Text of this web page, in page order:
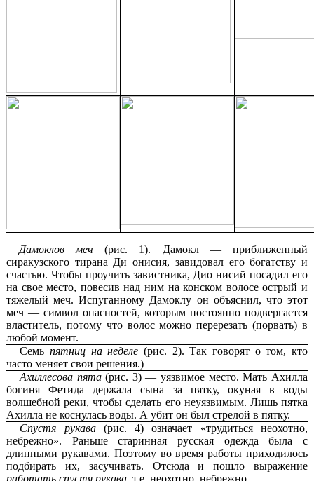
Дамоклов меч(рис. 1). Дамокл — приближенный
сиракузского тирана Ди онисия, завидовал его богатству и
счастью. Чтобы проучить завистника, Дио нисий посадил его
на свое место, повесив над ним на конском волосе острый и
тяжелый меч. Испуганному Дамоклу он объяснил, что этот
меч — символ опасностей, которым постоянно подвергается
властитель, потому что волос можно перерезать (порвать) в
любой момент.
Семьпятниц на неделе(рис. 2). Так говорят о том, кто
часто меняет свои решения.)
Ахиллесова пята(рис. 3) — уязвимое место. Мать Ахилла
богиня Фетида держала сына за пятку, окуная в воды
волшебной реки, чтобы сделать его неуязвимым. Лишь пятка
Ахилла не коснулась воды. А убит он был стрелой в пятку.
Спустя рукава (рис. 4) означает «трудиться неохотно,
небрежно». Раньше старинная русская одежда была с
длинными рукавами. Поэтому во время работы приходилось
подбирать их, засучивать. Отсюда и пошло выражение
работать спустя рукава, т.е. неохотно, небрежно.